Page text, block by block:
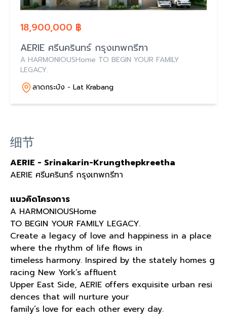
18,900,000 ฿
AERIE ศรีนครินทร์ กรุงเทพกรีฑา
A HARMONIOUSHome TO BEGIN YOUR FAMILY
LEGACY.
ลาดกระบัง - Lat Krabang
细节
AERIE - Srinakarin-Krungthepkreetha
AERIE ศรีนครินทร์ กรุงเทพกรีฑา
แนวคิดโครงการ
A HARMONIOUSHome
TO BEGIN YOUR FAMILY LEGACY.
Create a legacy of love and happiness in a place
where the rhythm of life flows in
timeless harmony. Inspired by the stately homes g
racing New York’s affluent
Upper East Side, AERIE offers exquisite urban resi
dences that will nurture your
family’s love for each other every day.